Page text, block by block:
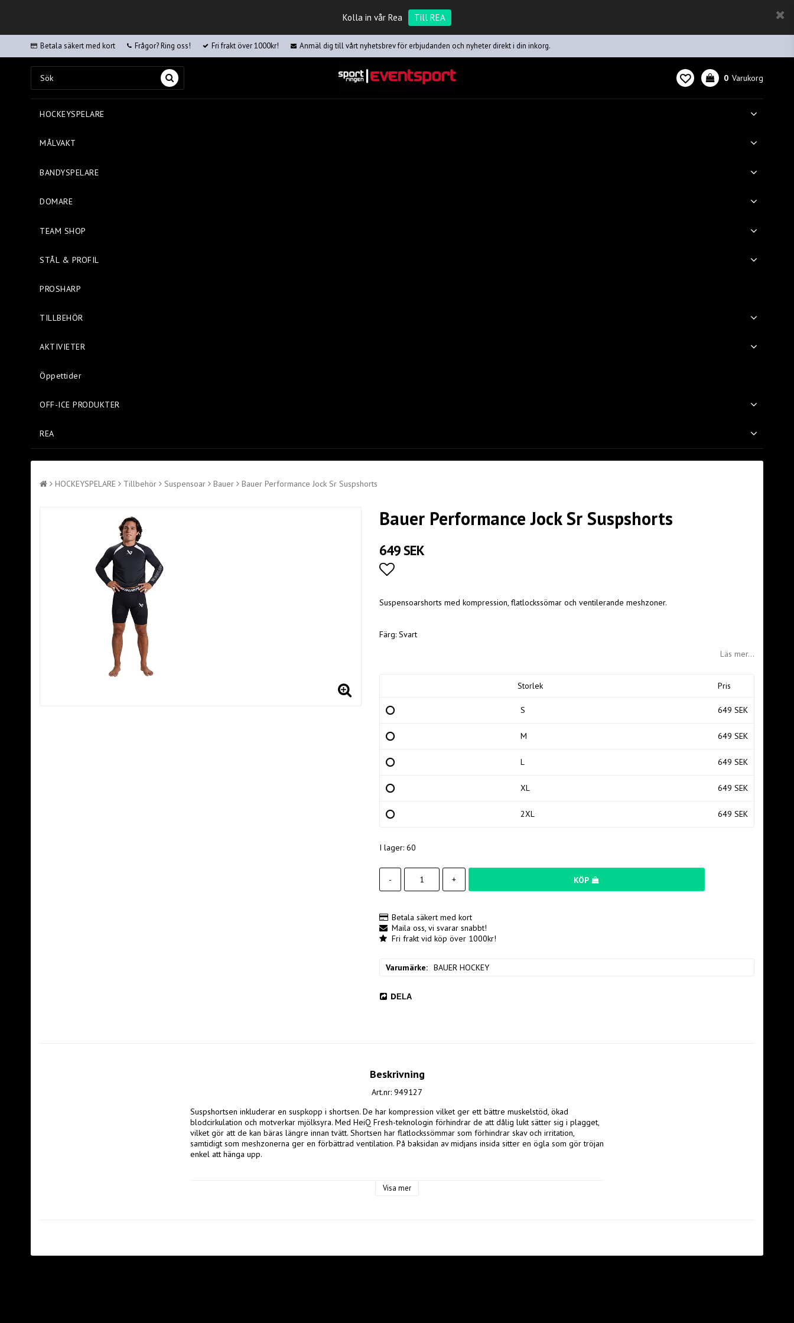
Kolla in vår Rea Till REA
Betala säkert med kort Frågor? Ring oss! Fri frakt över 1000kr! Anmäl dig till vårt nyhetsbrev för erbjudanden och nyheter direkt i din inkorg.
0 Varukorg
HOCKEYSPELARE
MÅLVAKT
BANDYSPELARE
DOMARE
TEAM SHOP
STÅL & PROFIL
PROSHARP
TILLBEHÖR
AKTIVIETER
Öppettider
OFF-ICE PRODUKTER
REA
HOCKEYSPELARE Tillbehör Suspensoar Bauer Bauer Performance Jock Sr Suspshorts
Bauer Performance Jock Sr Suspshorts
649 SEK
Suspensoarshorts med kompression, flatlockssömar och ventilerande meshzoner.
Färg: Svart
Läs mer...
Storlek Pris
S 649 SEK
M 649 SEK
L 649 SEK
XL 649 SEK
2XL 649 SEK
I lager: 60
- + KÖP
Betala säkert med kort
Maila oss, vi svarar snabbt!
Fri frakt vid köp över 1000kr!
Varumärke BAUER HOCKEY
DELA
Beskrivning
Art.nr: 949127
Suspshortsen inkluderar en suspkopp i shortsen. De har kompression vilket ger ett bättre muskelstöd, ökad
blodcirkulation och motverkar mjölksyra. Med HeiQ Fresh-teknologin förhindrar de att dålig lukt sätter sig i plagget,
vilket gör att de kan bäras längre innan tvätt. Shortsen har flatlockssömmar som förhindrar skav och irritation,
samtidigt som meshzonerna ger en förbättrad ventilation. På baksidan av midjans insida sitter en ögla som gör tröjan
enkel att hänga upp.
- Kompression som förbättrad blodcirkulation, stödjer muskler och minskar mjölksyra
Visa mer